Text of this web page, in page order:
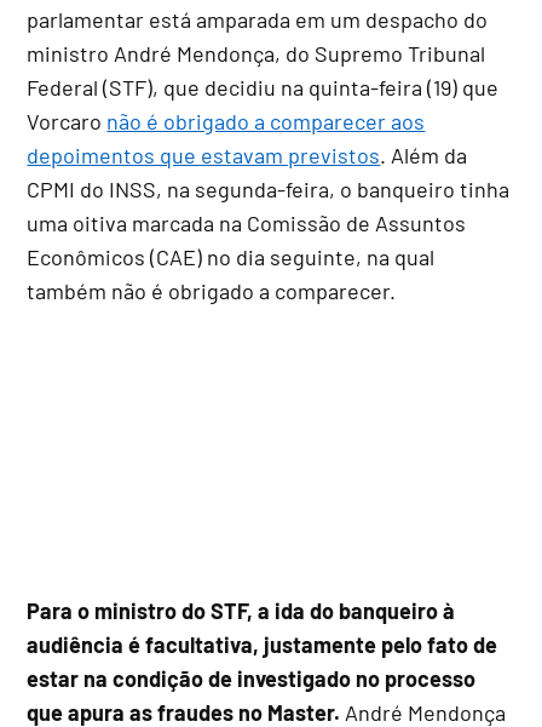
parlamentar está amparada em um despacho do
ministro André Mendonça, do Supremo Tribunal
Federal (STF), que decidiu na quinta-feira (19) que
Vorcaro não é obrigado a comparecer aos
depoimentos que estavam previstos. Além da
CPMI do INSS, na segunda-feira, o banqueiro tinha
uma oitiva marcada na Comissão de Assuntos
Econômicos (CAE) no dia seguinte, na qual
também não é obrigado a comparecer.
Para o ministro do STF, a ida do banqueiro à
audiência é facultativa, justamente pelo fato de
estar na condição de investigado no processo
que apura as fraudes no Master. André Mendonça